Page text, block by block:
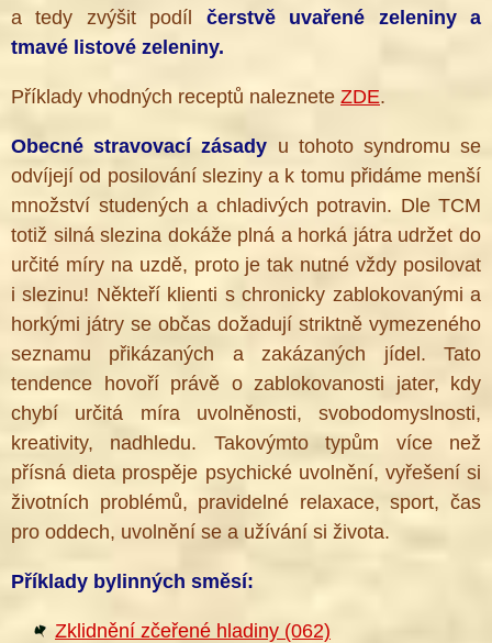
a tedy zvýšit podíl čerstvě uvařené zeleniny a
tmavé listové zeleniny.
Příklady vhodných receptů naleznete ZDE.
Obecné stravovací zásady u tohoto syndromu se
odvíjejí od posilování sleziny a k tomu přidáme menší
množství studených a chladivých potravin. Dle TCM
totiž silná slezina dokáže plná a horká játra udržet do
určité míry na uzdě, proto je tak nutné vždy posilovat
i slezinu! Někteří klienti s chronicky zablokovanými a
horkými játry se občas dožadují striktně vymezeného
seznamu přikázaných a zakázaných jídel. Tato
tendence hovoří právě o zablokovanosti jater, kdy
chybí určitá míra uvolněnosti, svobodomyslnosti,
kreativity, nadhledu. Takovýmto typům více než
přísná dieta prospěje psychické uvolnění, vyřešení si
životních problémů, pravidelné relaxace, sport, čas
pro oddech, uvolnění se a užívání si života.
Příklady bylinných směsí:
Zklidnění zčeřené hladiny (062)